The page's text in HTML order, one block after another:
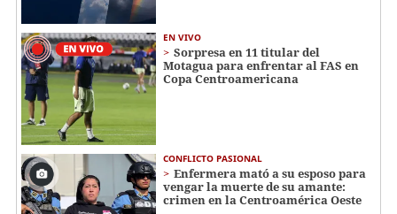
EN VIVO
Sorpresa en 11 titular del
Motagua para enfrentar al FAS en
Copa Centroamericana
CONFLICTO PASIONAL
Enfermera mató a su esposo para
vengar la muerte de su amante:
crimen en la Centroamérica Oeste